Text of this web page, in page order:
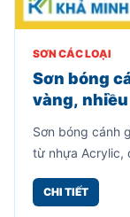
SƠN CÁC LOẠI
Sơn bóng
vàng,
Sơn bóng cánh
từ nhựa Acrylic,
mây tre, kim
CHI TIẾT